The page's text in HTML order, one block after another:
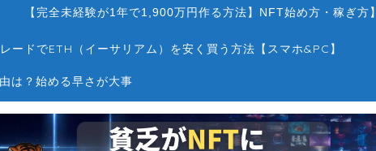
【完全未経験が1年で1,900万円作る方法】NFT始め方・稼ぎ方】
ードでETH（イーサリアム）を安く買う方法【スマホ&PC】
は？始める早さが大事